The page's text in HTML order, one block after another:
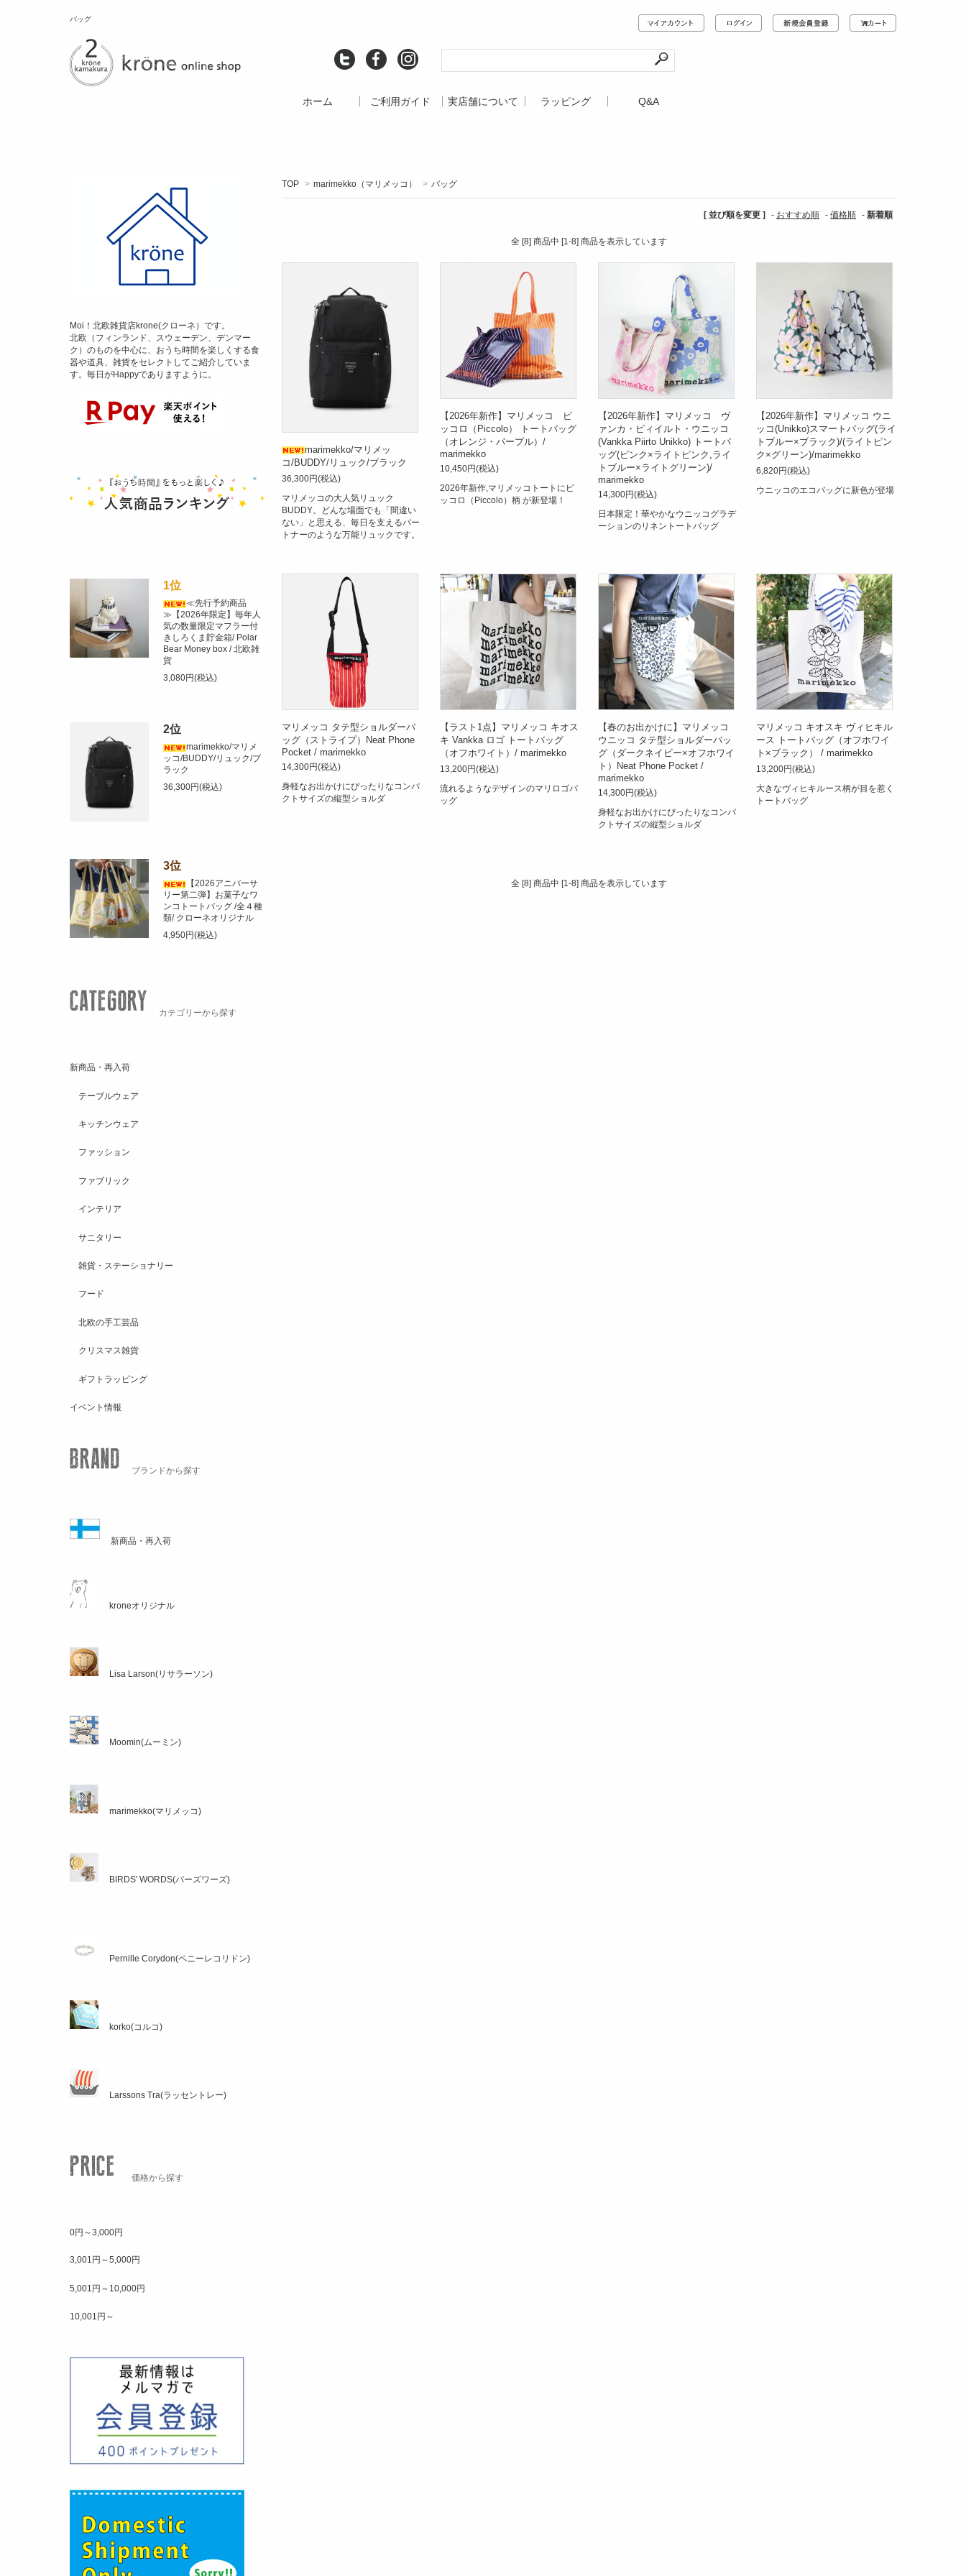
バッグ
ホーム ご利用ガイド 実店舗について ラッピング Q&A
TOP > marimekko（マリメッコ） > バッグ
[ 並び順を変更 ] - おすすめ順 - 価格順 - 新着順
全 [8] 商品中 [1-8] 商品を表示しています
marimekko/マリメッ
コ/BUDDY/リュック/ブラック
36,300円(税込)
マリメッコの大人気リュック
BUDDY。どんな場面でも「間違い
ない」と思える、毎日を支えるパー
トナーのような万能リュックです。
【2026年新作】マリメッコ ピ
ッコロ（Piccolo） トートバッグ
（オレンジ・パープル）/
marimekko
10,450円(税込)
2026年新作,マリメッコトートにピ
ッコロ（Piccolo）柄 が新登場！
【2026年新作】マリメッコ ヴ
ァンカ・ピィイルト・ウニッコ
(Vankka Piirto Unikko) トートバ
ッグ(ピンク×ライトピンク,ライ
トブルー×ライトグリーン)/
marimekko
14,300円(税込)
日本限定！華やかなウニッコグラデ
ーションのリネントートバッグ
【2026年新作】マリメッコ ウニ
ッコ(Unikko)スマートバッグ(ライ
トブルー×ブラック)/(ライトピン
ク×グリーン)/marimekko
6,820円(税込)
ウニッコのエコバッグに新色が登場
マリメッコ タテ型ショルダーバ
ッグ（ストライプ）Neat Phone
Pocket / marimekko
14,300円(税込)
身軽なお出かけにぴったりなコンパ
クトサイズの縦型ショルダ
【ラスト1点】マリメッコ キオス
キ Vankka ロゴ トートバッグ
（オフホワイト）/ marimekko
13,200円(税込)
流れるようなデザインのマリロゴバ
ッグ
【春のお出かけに】マリメッコ
ウニッコ タテ型ショルダーバッ
グ（ダークネイビー×オフホワイ
ト）Neat Phone Pocket /
marimekko
14,300円(税込)
身軽なお出かけにぴったりなコンパ
クトサイズの縦型ショルダ
マリメッコ キオスキ ヴィヒキル
ース トートバッグ（オフホワイ
ト×ブラック） / marimekko
13,200円(税込)
大きなヴィヒキルース柄が目を惹く
トートバッグ
全 [8] 商品中 [1-8] 商品を表示しています
Moi！北欧雑貨店krone(クローネ）です。
北欧（フィンランド、スウェーデン、デンマー
ク）のものを中心に、おうち時間を楽しくする食
器や道具、雑貨をセレクトしてご紹介していま
す。毎日がHappyでありますように。
1位
≪先行予約商品
≫【2026年限定】毎年人
気の数量限定マフラー付
きしろくま貯金箱/ Polar
Bear Money box / 北欧雑
貨
3,080円(税込)
2位
marimekko/マリメ
ッコ/BUDDY/リュック/ブ
ラック
36,300円(税込)
3位
【2026アニバーサ
リー第二弾】お菓子なワ
ンコトートバッグ /全４種
類/ クローネオリジナル
4,950円(税込)
カテゴリーから探す
新商品・再入荷
テーブルウェア
キッチンウェア
ファッション
ファブリック
インテリア
サニタリー
雑貨・ステーショナリー
フード
北欧の手工芸品
クリスマス雑貨
ギフトラッピング
イベント情報
ブランドから探す
新商品・再入荷
kroneオリジナル
Lisa Larson(リサラーソン)
Moomin(ムーミン)
marimekko(マリメッコ)
BIRDS' WORDS(バーズワーズ)
Pernille Corydon(ペニーレコリドン)
korko(コルコ)
Larssons Tra(ラッセントレー)
価格から探す
0円～3,000円
3,001円～5,000円
5,001円～10,000円
10,001円～